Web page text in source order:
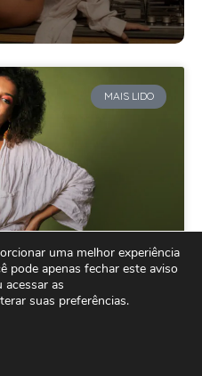
MAIS LIDO
Tudo
uma melhor experiência
pode apenas fechar este aviso
acessar as
suas preferências.